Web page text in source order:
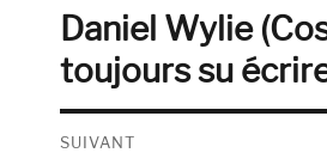
de
l’article
Publication
Daniel Wylie
toujours su
SUIVANT